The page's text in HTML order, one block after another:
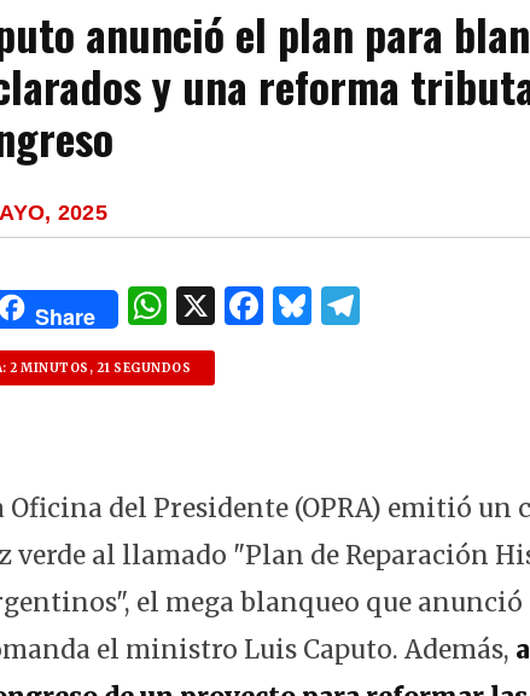
anunció el plan para
y una reforma
2025
Share
W
h
at
p
p
X F
o
o
k
B
m
2 MINUTOS, 21 SEGUNDOS
Oficina del Presidente (OPRA) emitió un
verde al llamado "Plan de Reparación
el mega blanqueo que
el ministro Luis Caputo. Además,